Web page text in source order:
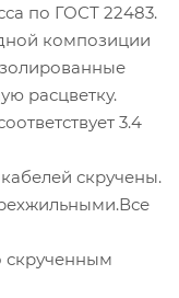
по ГОСТ 22483.
композиции
расцветку.
3.4
скручены.
скрученным